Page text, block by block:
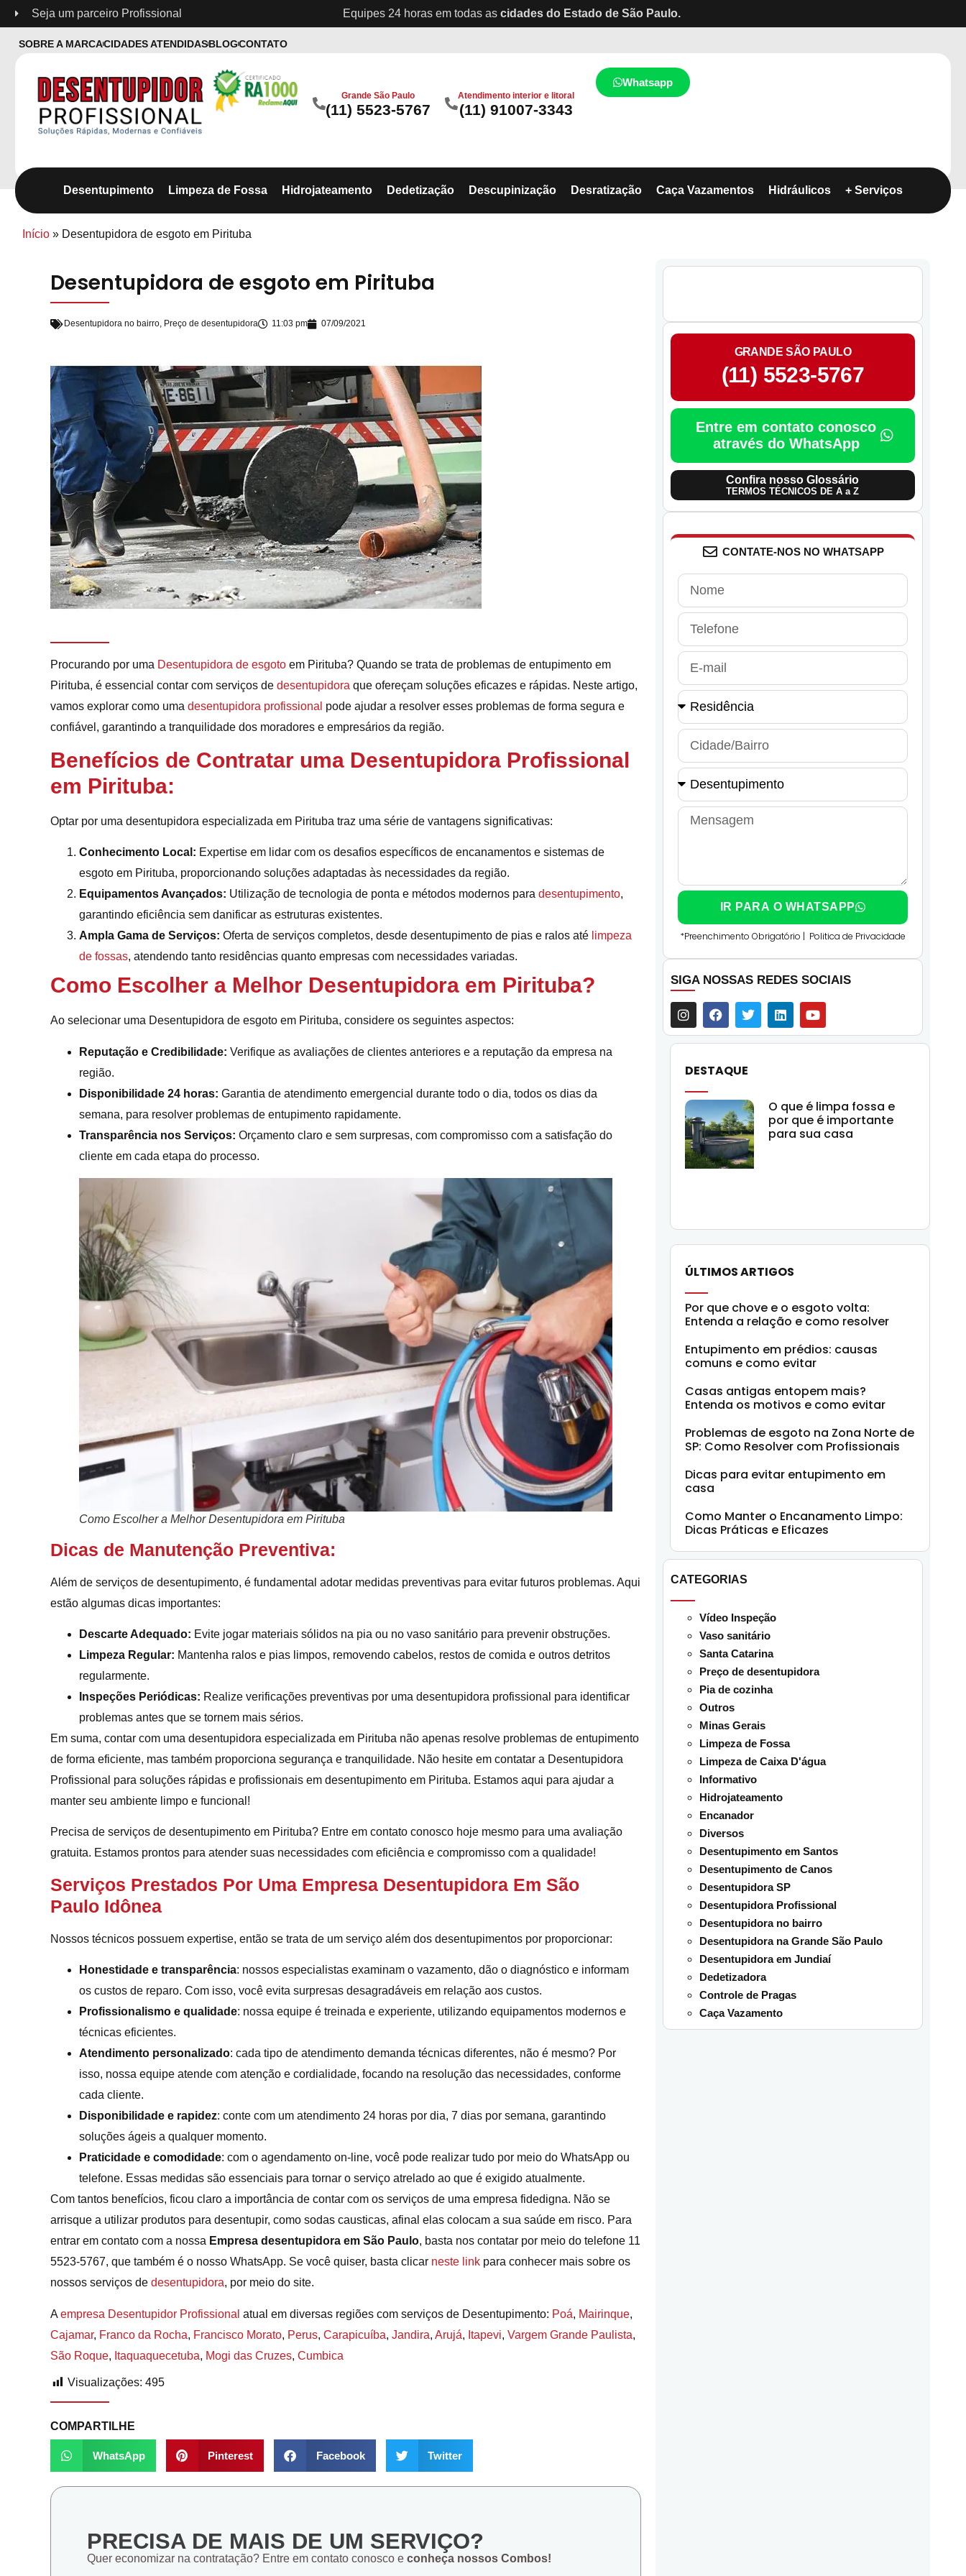
Seja um parceiro Profissional Equipes 24 horas em todas as cidades do Estado de São Paulo.
SOBRE A MARCACIDADES ATENDIDASBLOGCONTATO
Grande São Paulo
(11) 5523-5767
Atendimento interior e litoral
(11) 91007-3343
Whatsapp
Desentupimento Limpeza de Fossa Hidrojateamento Dedetização Descupinização Desratização Caça Vazamentos Hidráulicos + Serviços
Início » Desentupidora de esgoto em Pirituba
Desentupidora de esgoto em Pirituba
Desentupidora no bairro, Preço de desentupidora 11:03 pm 07/09/2021
Procurando por uma Desentupidora de esgoto em Pirituba? Quando se trata de problemas de entupimento em
Pirituba, é essencial contar com serviços de desentupidora que ofereçam soluções eficazes e rápidas. Neste artigo,
vamos explorar como uma desentupidora profissional pode ajudar a resolver esses problemas de forma segura e
confiável, garantindo a tranquilidade dos moradores e empresários da região.
Benefícios de Contratar uma Desentupidora Profissional
em Pirituba:
Optar por uma desentupidora especializada em Pirituba traz uma série de vantagens significativas:
Conhecimento Local: Expertise em lidar com os desafios específicos de encanamentos e sistemas de
esgoto em Pirituba, proporcionando soluções adaptadas às necessidades da região.
Equipamentos Avançados: Utilização de tecnologia de ponta e métodos modernos para desentupimento,
garantindo eficiência sem danificar as estruturas existentes.
Ampla Gama de Serviços: Oferta de serviços completos, desde desentupimento de pias e ralos até limpeza
de fossas, atendendo tanto residências quanto empresas com necessidades variadas.
Como Escolher a Melhor Desentupidora em Pirituba?
Ao selecionar uma Desentupidora de esgoto em Pirituba, considere os seguintes aspectos:
Reputação e Credibilidade: Verifique as avaliações de clientes anteriores e a reputação da empresa na
região.
Disponibilidade 24 horas: Garantia de atendimento emergencial durante todo o dia, todos os dias da
semana, para resolver problemas de entupimento rapidamente.
Transparência nos Serviços: Orçamento claro e sem surpresas, com compromisso com a satisfação do
cliente em cada etapa do processo.
Como Escolher a Melhor Desentupidora em Pirituba
Dicas de Manutenção Preventiva:
Além de serviços de desentupimento, é fundamental adotar medidas preventivas para evitar futuros problemas. Aqui
estão algumas dicas importantes:
Descarte Adequado: Evite jogar materiais sólidos na pia ou no vaso sanitário para prevenir obstruções.
Limpeza Regular: Mantenha ralos e pias limpos, removendo cabelos, restos de comida e outros detritos
regularmente.
Inspeções Periódicas: Realize verificações preventivas por uma desentupidora profissional para identificar
problemas antes que se tornem mais sérios.
Em suma, contar com uma desentupidora especializada em Pirituba não apenas resolve problemas de entupimento
de forma eficiente, mas também proporciona segurança e tranquilidade. Não hesite em contatar a Desentupidora
Profissional para soluções rápidas e profissionais em desentupimento em Pirituba. Estamos aqui para ajudar a
manter seu ambiente limpo e funcional!
Precisa de serviços de desentupimento em Pirituba? Entre em contato conosco hoje mesmo para uma avaliação
gratuita. Estamos prontos para atender suas necessidades com eficiência e compromisso com a qualidade!
Serviços Prestados Por Uma Empresa Desentupidora Em São
Paulo Idônea
Nossos técnicos possuem expertise, então se trata de um serviço além dos desentupimentos por proporcionar:
Honestidade e transparência: nossos especialistas examinam o vazamento, dão o diagnóstico e informam
os custos de reparo. Com isso, você evita surpresas desagradáveis em relação aos custos.
Profissionalismo e qualidade: nossa equipe é treinada e experiente, utilizando equipamentos modernos e
técnicas eficientes.
Atendimento personalizado: cada tipo de atendimento demanda técnicas diferentes, não é mesmo? Por
isso, nossa equipe atende com atenção e cordialidade, focando na resolução das necessidades, conforme
cada cliente.
Disponibilidade e rapidez: conte com um atendimento 24 horas por dia, 7 dias por semana, garantindo
soluções ágeis a qualquer momento.
Praticidade e comodidade: com o agendamento on-line, você pode realizar tudo por meio do WhatsApp ou
telefone. Essas medidas são essenciais para tornar o serviço atrelado ao que é exigido atualmente.
Com tantos benefícios, ficou claro a importância de contar com os serviços de uma empresa fidedigna. Não se
arrisque a utilizar produtos para desentupir, como sodas causticas, afinal elas colocam a sua saúde em risco. Para
entrar em contato com a nossa Empresa desentupidora em São Paulo, basta nos contatar por meio do telefone 11
5523-5767, que também é o nosso WhatsApp. Se você quiser, basta clicar neste link para conhecer mais sobre os
nossos serviços de desentupidora, por meio do site.
A empresa Desentupidor Profissional atual em diversas regiões com serviços de Desentupimento: Poá, Mairinque,
Cajamar, Franco da Rocha, Francisco Morato, Perus, Carapicuíba, Jandira, Arujá, Itapevi, Vargem Grande Paulista,
São Roque, Itaquaquecetuba, Mogi das Cruzes, Cumbica
Visualizações: 495
COMPARTILHE
WhatsApp Pinterest Facebook Twitter
PRECISA DE MAIS DE UM SERVIÇO?
Quer economizar na contratação? Entre em contato conosco e conheça nossos Combos!
GRANDE SÃO PAULO
(11) 5523-5767
Entre em contato conosco
através do WhatsApp
Confira nosso Glossário
TERMOS TÉCNICOS DE A a Z
CONTATE-NOS NO WHATSAPP
IR PARA O WHATSAPP
*Preenchimento Obrigatório | Politica de Privacidade
SIGA NOSSAS REDES SOCIAIS
DESTAQUE
O que é limpa fossa e
por que é importante
para sua casa
ÚLTIMOS ARTIGOS
Por que chove e o esgoto volta:
Entenda a relação e como resolver
Entupimento em prédios: causas
comuns e como evitar
Casas antigas entopem mais?
Entenda os motivos e como evitar
Problemas de esgoto na Zona Norte de
SP: Como Resolver com Profissionais
Dicas para evitar entupimento em
casa
Como Manter o Encanamento Limpo:
Dicas Práticas e Eficazes
CATEGORIAS
Vídeo Inspeção
Vaso sanitário
Santa Catarina
Preço de desentupidora
Pia de cozinha
Outros
Minas Gerais
Limpeza de Fossa
Limpeza de Caixa D'água
Informativo
Hidrojateamento
Encanador
Diversos
Desentupimento em Santos
Desentupimento de Canos
Desentupidora SP
Desentupidora Profissional
Desentupidora no bairro
Desentupidora na Grande São Paulo
Desentupidora em Jundiaí
Dedetizadora
Controle de Pragas
Caça Vazamento